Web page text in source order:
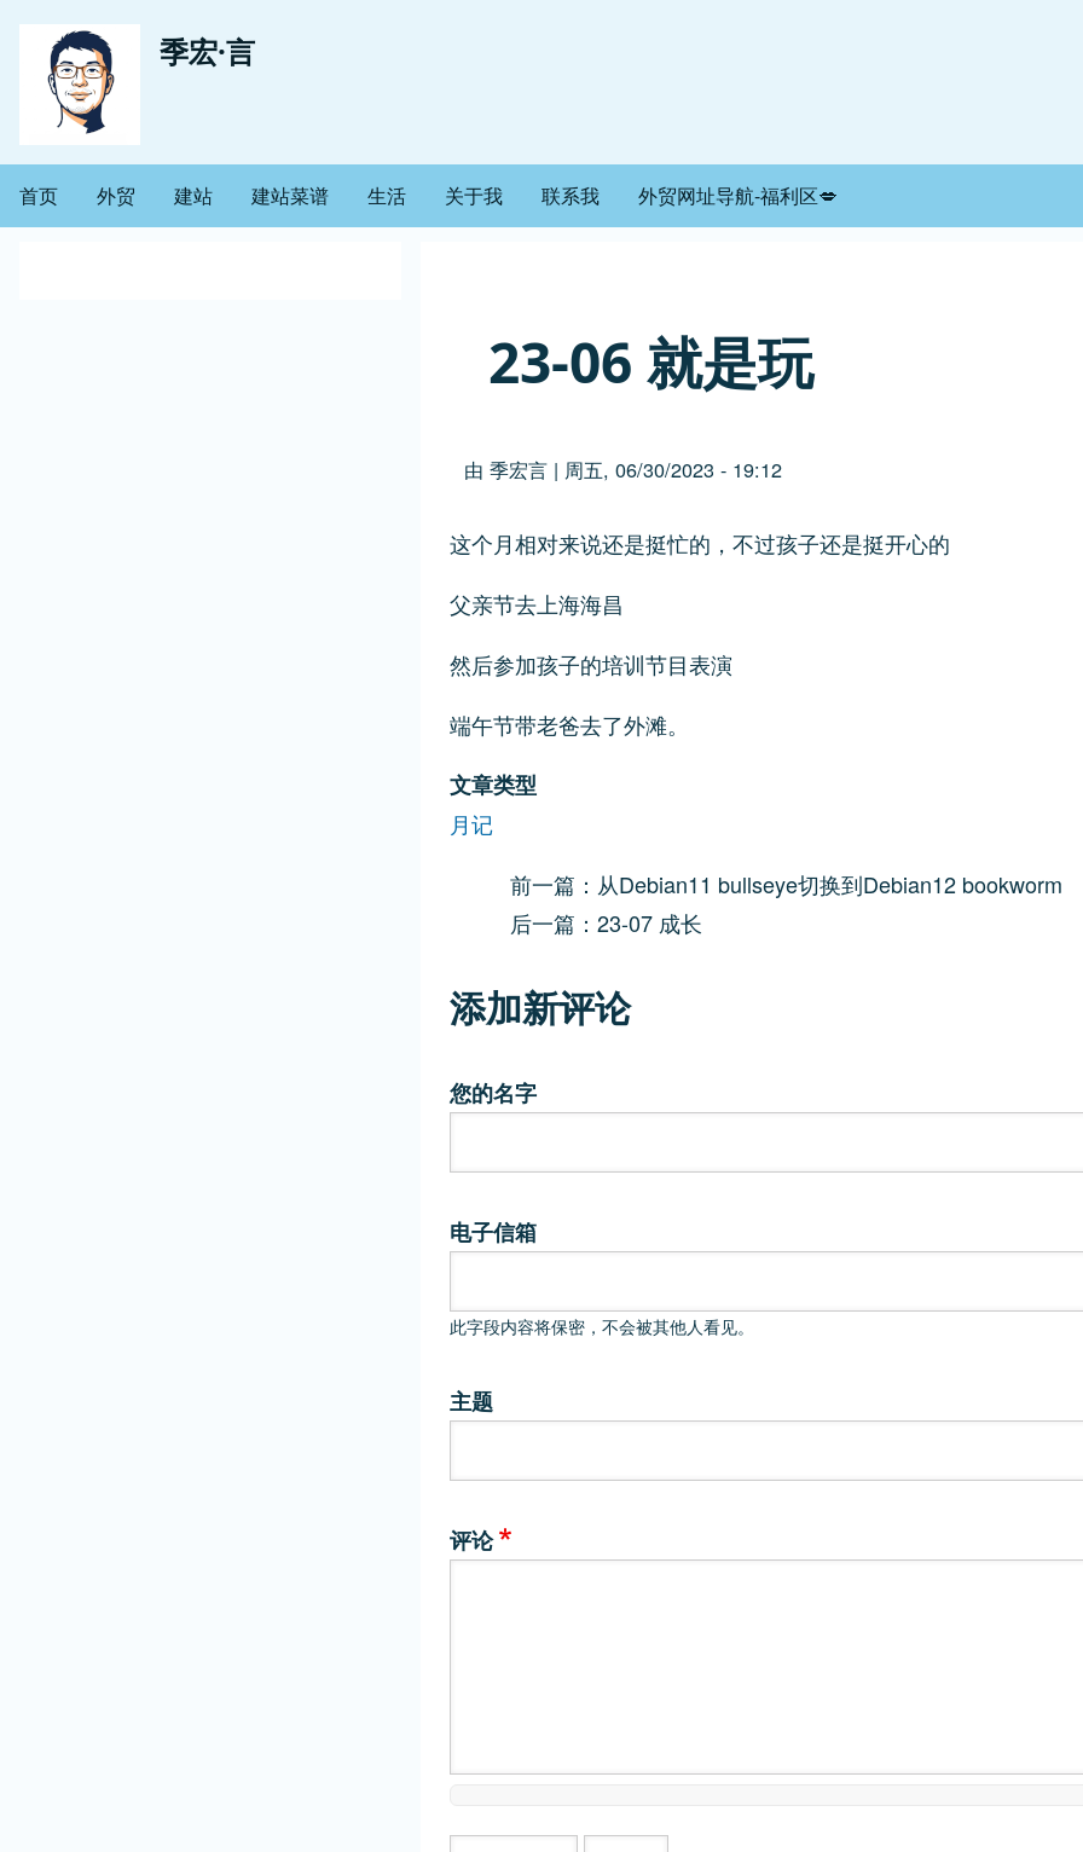
跳
要
用
户
帐
户
季宏·言
主
首页 外贸 建站 建站菜谱 生活 关于我 联系我 外贸网址导航-福利区💋
23-06 就是玩
由 季宏言| 周五, 06/30/2023 - 19:12
这个月相对来说还是挺忙的，不过孩子还是挺开心的
父亲节去上海海昌
然后参加孩子的培训节目表演
端午节带老爸去了外滩。
文章类型
月记
前一篇：从Debian11 bullseye切换到Debian12 bookworm
后一篇：23-07 成长
添加新评论
您的名字
电子信箱
此字段内容将保密，不会被其他人看见。
主题
评论